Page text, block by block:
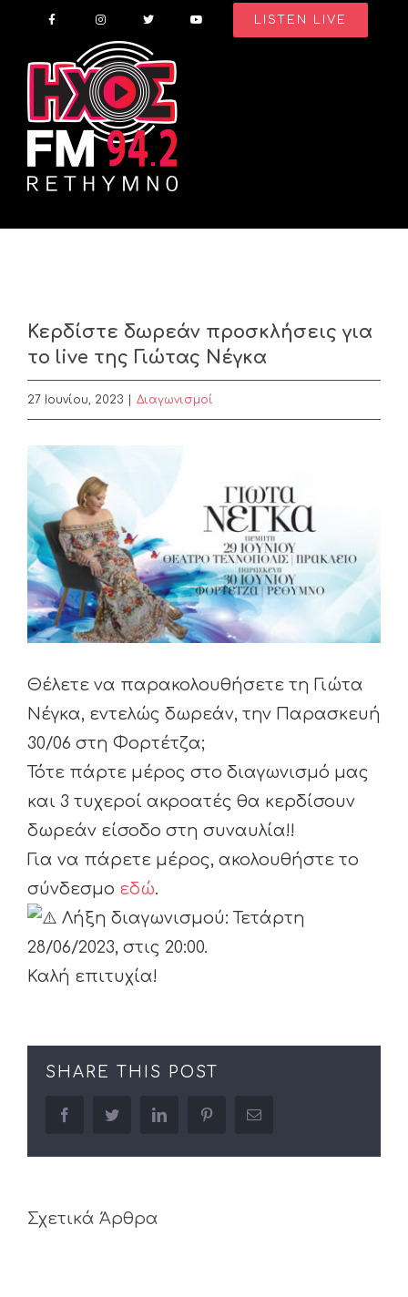
content
LISTEN LIVE
Κερδίστε δωρεάν προσκλήσεις για
το live της Γιώτας Νέγκα
27 Ιουνίου, 2023 Διαγωνισμοί
View
Larger
Image
Θέλετε να παρακολουθήσετε τη Γιώτα
Νέγκα, εντελώς δωρεάν, την Παρασκευή
30/06 στη Φορτέτζα;
Τότε πάρτε μέρος στο διαγωνισμό μας
και 3 τυχεροί ακροατές θα κερδίσουν
δωρεάν είσοδο στη συναυλία!!
Για να πάρετε μέρος, ακολουθήστε το
σύνδεσμο εδώ.
Λήξη διαγωνισμού: Τετάρτη
28/06/2023, στις 20:00.
Καλή επιτυχία!
SHARE THIS POST
facebooktwitter linkedin pinterestEmail
Σχετικά Άρθρα